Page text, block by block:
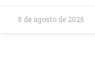
8 de agosto de 2026